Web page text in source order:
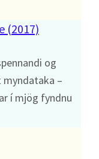
(2017)
og
–
í mjög fyndnu